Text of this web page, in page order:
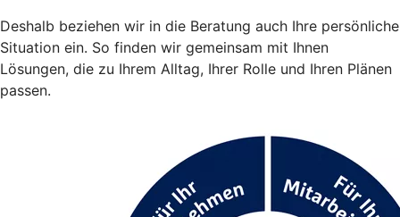
Deshalb beziehen wir in die Beratung auch Ihre persönliche
Situation ein. So finden wir gemeinsam mit Ihnen
Lösungen, die zu Ihrem Alltag, Ihrer Rolle und Ihren Plänen
passen.